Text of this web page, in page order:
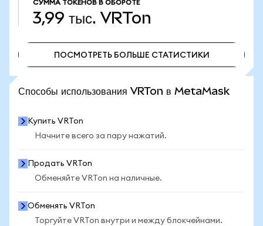
СУММА ТОКЕНОВ В ОБОРОТЕ
3,99 тыс. VRTon
ПОСМОТРЕТЬ БОЛЬШЕ СТАТИСТИКИ
Способы использования VRTon в MetaMask
Купить VRTon
Начните всего за пару нажатий.
Продать VRTon
Обменяйте VRTon на наличные.
Обменять VRTon
Торгуйте VRTon внутри и между блокчейнами.